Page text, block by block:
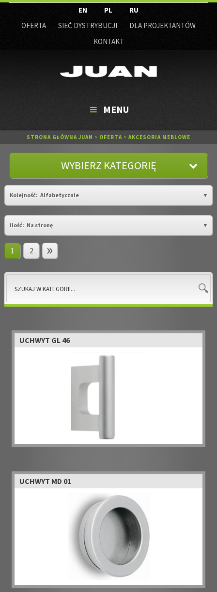
EN PL
RU
OFERTA
SIEĆ DYSTRYBUCJI
DLA PROJEKTANTÓW
KONTAKT
MENU
STRONA GŁÓWNA JUAN > OFERTA > AKCESORIA MEBLOWE
WYBIERZ KATEGORIĘ
Kolejność: Alfabetycznie
Ilość: Na stronę
1 2 »
UCHWYT GL 46
UCHWYT MD 01